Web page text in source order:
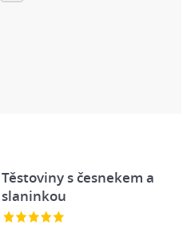
Těstoviny s česnekem a
slaninkou